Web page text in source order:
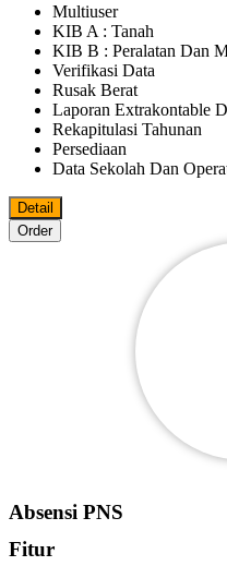
Multiuser
KIB A : Tanah
KIB B : Peralatan Dan
Verifikasi Data
Rusak Berat
Laporan Extrakontable
Rekapitulasi Tahunan
Persediaan
Data Sekolah Dan
Detail
Order
Absensi PNS
Fitur